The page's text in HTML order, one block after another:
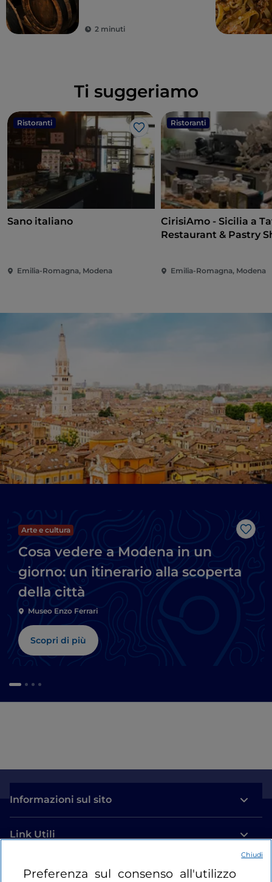
2 minuti
Ti suggeriamo
Ristoranti
Like
Sano italiano
Emilia-Romagna, Modena
Ristoranti
CirisiAmo - Sicilia a
Restaurant & Pastry
Emilia-Romagna, Modena
Like
Arte e cultura
Cosa vedere a Modena in un
giorno: un itinerario alla scoperta
della città
Museo Enzo Ferrari
Scopri di più
Informazioni sul sito
Link Utili
Login
Preferenza sul consenso all'utilizzo
Chiudi